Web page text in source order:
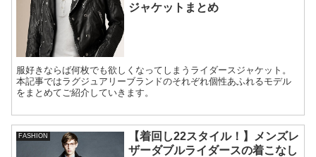
ジャケットまとめ
服好きならば何枚でも欲しくなってしまうライダースジャケット。
本記事ではラグジュアリーブランドのそれぞれ個性あふれるモデル
をまとめてご紹介していきます。
FASHION
【着回し22スタイル！】メンズレ
ザーダブルライダースの着こなし